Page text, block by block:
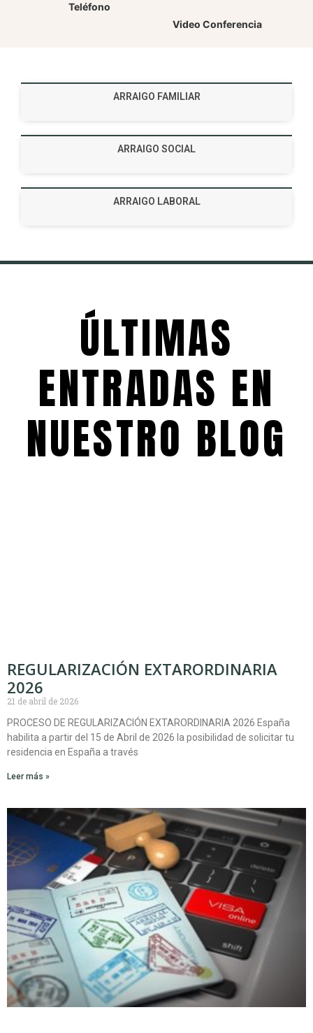
Teléfono
Video Conferencia
ARRAIGO FAMILIAR
ARRAIGO SOCIAL
ARRAIGO LABORAL
ÚLTIMAS
ENTRADAS EN
NUESTRO BLOG
REGULARIZACIÓN EXTARORDINARIA
2026
21 de abril de 2026
PROCESO DE REGULARIZACIÓN EXTARORDINARIA 2026 España
habilita a partir del 15 de Abril de 2026 la posibilidad de solicitar tu
residencia en España a través
Leer más »